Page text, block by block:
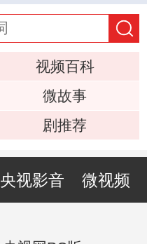
视频百科
微故事
剧推荐
央视影音 微视频